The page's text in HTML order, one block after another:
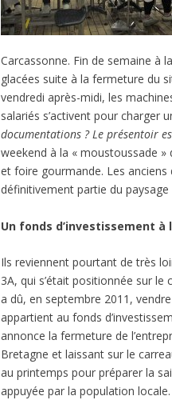
Carcassonne. Fin de semaine à
glacées suite à la fermeture du
vendredi après-midi, les
salariés s’activent pour charger
documentations ? Le présentoir
weekend à la « moustoussade
et foire gourmande. Les
définitivement partie du paysage
Un fonds d’investissement à
Ils reviennent pourtant de très
3A, qui s’était positionnée sur
a dû, en septembre 2011,
appartient au fonds
annonce la fermeture de
Bretagne et laissant sur le
au printemps pour préparer la
appuyée par la population